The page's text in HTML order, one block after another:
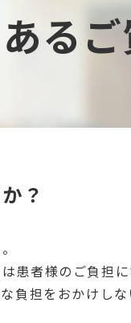
る
？
患者様のご負担に
負担をおかけし